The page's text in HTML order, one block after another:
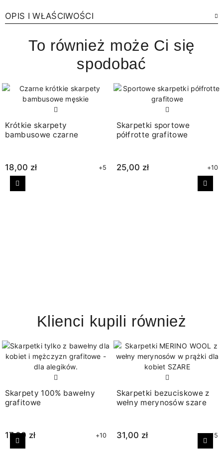
OPIS I WŁAŚCIWOŚCI
To również może Ci się
spodobać
Krótkie skarpety
bambusowe czarne
18,00 zł +5
Skarpetki sportowe
półfrotte grafitowe
25,00 zł +10
Poprzedni
Klienci kupili również
Skarpety 100% bawełny
grafitowe
17,00 zł +10
Skarpetki bezuciskowe z
wełny merynosów szare
31,00 zł +15
Poprzedni